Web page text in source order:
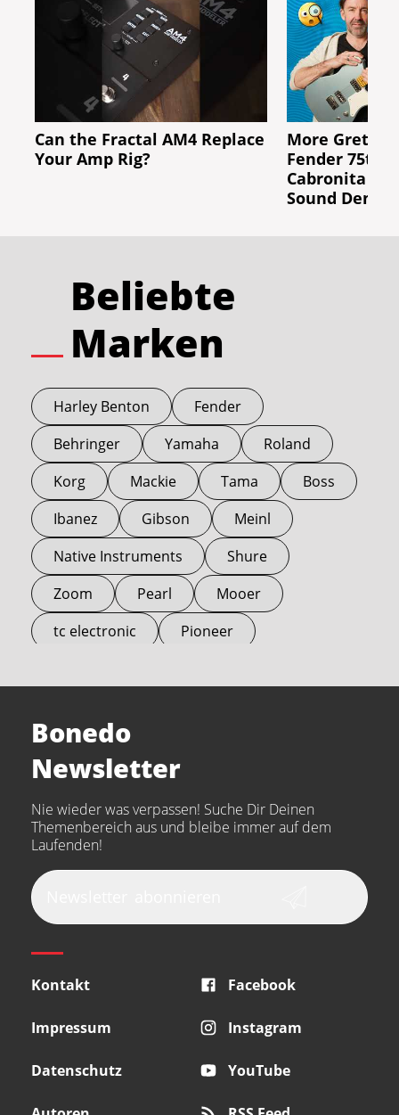
Can the Fractal AM4 Replace
Your Amp Rig?
More
Fender 75th
Cabronita
Sound Demo
Beliebte
Marken
Harley Benton
Fender
Behringer
Yamaha
Roland
Korg
Mackie Tama
Boss
Ibanez
Gibson
Meinl
Native Instruments
Shure
Zoom
Pearl
Mooer
tc electronic
Pioneer
Arturia
the t.bone
Thomann
Walrus Audio
Epiphone
beyerdynamic
Audio-Technica
Presonus
Bonedo
Newsletter
Nie wieder was verpassen! Suche Dir Deinen
Themenbereich aus und bleibe immer auf dem
Laufenden!
Kontakt
Impressum
Datenschutz
Facebook
Instagram
YouTube